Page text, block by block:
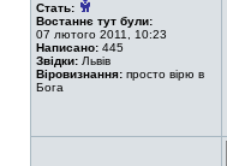
Стать:
Востаннє тут були:
07 лютого 2011, 10:23
Написано: 445
Звідки: Львів
Віровизнання: просто вірю в
Бога